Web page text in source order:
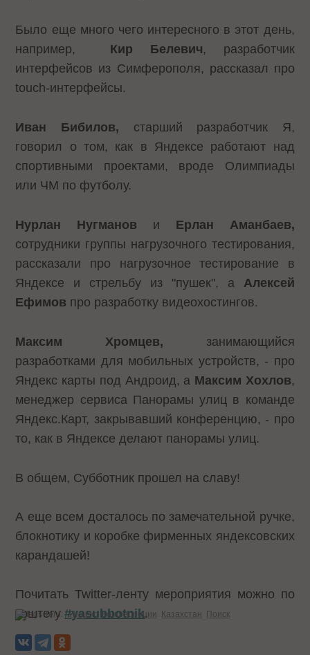
Было еще много чего интересного в этот день,
например, Кир Белевич, разработчик
интерфейсов из Симферополя, рассказал про
touch-интерфейсы.
Иван Бибилов, старший разработчик Я,
говорил о том, как в Яндексе работают над
спортивными проектами, вроде Олимпиады
или ЧМ по футболу.
Нурлан Нугманов и Ерлан
Аманбаев,
сотрудники группы нагрузочного тестирования,
рассказали про нагрузочное тестирование в
Яндексе и стрельбу из "пушек", а Алексей
Ефимов про разработку видеохостингов.
Максим Хромцев, занимающийся
разработками для мобильных устройств, - про
Яндекс карты под Андроид, а Максим Хохлов,
менеджер сервиса Панорамы улиц в команде
Яндекс.Карт, закрывавший конференцию, - про
то, как в Яндексе делают панорамы улиц.
В общем, Субботник прошел на славу!
А еще всем досталось по замечательной ручке,
блокнотику и коробке фирменных яндексовских
карандашей!
Почитать Twitter-ленту мероприятия можно по
хэштегу#yasubbotnik.
Теги: Яндекс Конференции Казахстан Поиск